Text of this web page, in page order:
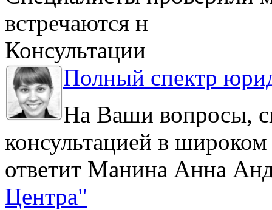
встречаются н
Консультации
Полный спектр
На Ваши вопросы,
консультацией в
ответит Манина Анна
Центра"